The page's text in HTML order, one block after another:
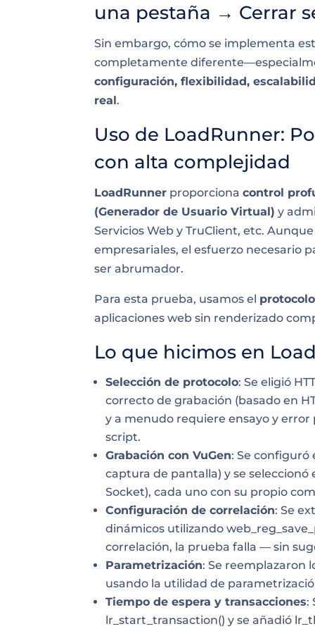
una pestaña → Cerrar
Sin embargo, cómo se implementa
completamente
configuración, flexibilidad,
real.
Uso de LoadRunner:
con alta complejidad
LoadRunner proporcionacontrol
(Generador de Usuario Virtual) y
Servicios Web y TruClient, etc.
empresariales, el esfuerzo necesario
ser abrumador.
Para esta prueba, usamos el
aplicaciones web sin renderizado
Lo que hicimos en
Selección de protocolo: Se eligió
correcto de grabación (basado en
y a menudo requiere ensayo y
script.
Grabación con VuGen: Se configuró
captura de pantalla) y se
Socket), cada uno con su propio
Configuración de correlación: Se
dinámicos utilizando
correlación, la prueba falla — sin
Parametrización: Se reemplazaron
usando la utilidad de
Tiempo de espera y transacciones:
lr_start_transaction() y se añadió